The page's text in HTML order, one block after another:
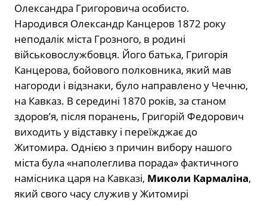
Олександра Григоровича особисто.
Народився Олександр Канцеров 1872 року
неподалік міста Грозного, в родині
військовослужбовця. Його батька, Григорія
Канцерова, бойового полковника, який мав
нагороди і відзнаки, було направлено у Чечню,
на Кавказ. В середині 1870 років, за станом
здоров’я, після поранень, Григорій Федорович
виходить у відставку і переїжджає до
Житомира. Однією з причин вибору нашого
міста була «наполеглива порада» фактичного
намісника царя на Кавказі, Миколи Кармаліна,
який свого часу служив у Житомирі